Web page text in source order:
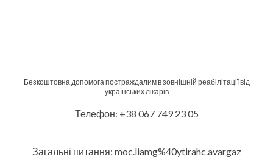
Безкоштовна допомога постраждалим в зовнішній реабілітації від
українських лікарів
Телефон: +38 067 749 23 05
Загальні питання: moc.liamg%40ytirahc.avargaz